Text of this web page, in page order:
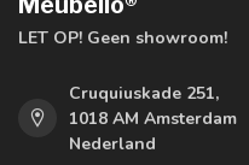
LET OP! Geen showroom!
Cruquiuskade 251,
1018 AM Amsterdam
Nederland